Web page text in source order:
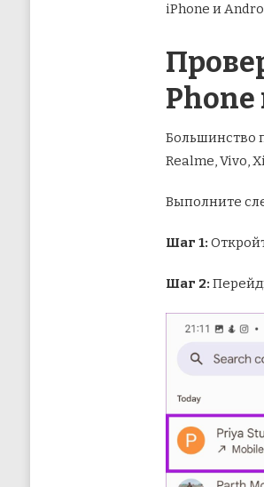
iPhone и
Большинство
Realme, Vivo,
Выполните
Шаг 1:
Шаг 2: